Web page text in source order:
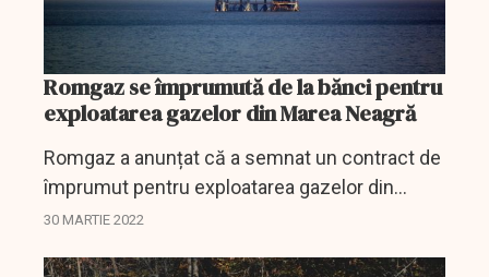
Romgaz se împrumută de la bănci pentru
exploatarea gazelor din Marea Neagră
Romgaz a anunțat că a semnat un contract de
împrumut pentru exploatarea gazelor din
Marea Neagră.
30 MARTIE 2022